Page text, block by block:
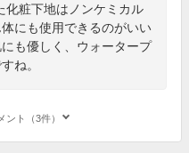
化粧下地はノンケミカル
にも使用できるのがいい
も優しく、ウォータープ
ね。
ント（3件）